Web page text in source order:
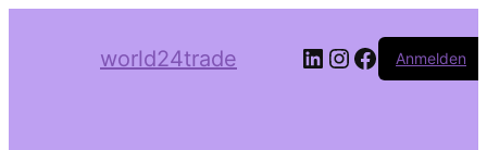
world24trade LinkedIn
Instagram
Facebook
Anmelden